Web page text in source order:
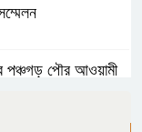
পঞ্চগড় পৌর আওয়ামী